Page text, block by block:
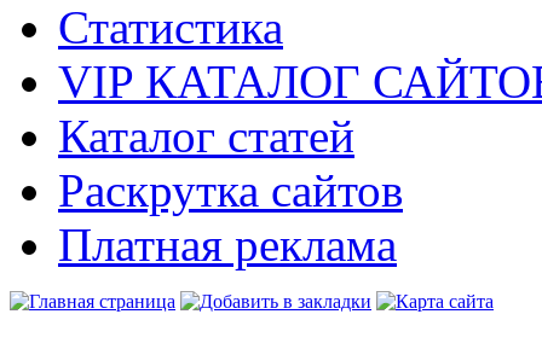
Статистика
VIP КАТАЛОГ
Каталог статей
Раскрутка сайтов
Платная реклама